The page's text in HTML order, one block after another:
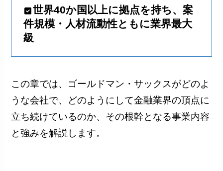
世界40か国以上に拠点を持ち、案
件規模・人材流動性ともに業界最大
級
この章では、ゴールドマン・サックスがどのよ
うな会社で、どのようにして金融業界の頂点に
立ち続けているのか、その根幹となる事業内容
と強みを解説します。